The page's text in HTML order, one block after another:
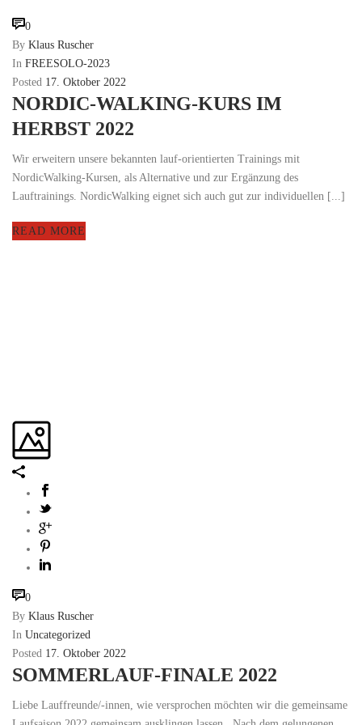
0
By Klaus Ruscher
In FREESOLO-2023
Posted 17. Oktober 2022
NORDIC-WALKING-KURS IM
HERBST 2022
Wir erweitern unsere bekannten lauf-orientierten Trainings mit
NordicWalking-Kursen, als Alternative und zur Ergänzung des
Lauftrainings. NordicWalking eignet sich auch gut zur individuellen [...]
READ MORE
0
By Klaus Ruscher
In Uncategorized
Posted 17. Oktober 2022
SOMMERLAUF-FINALE 2022
Liebe Lauffreunde/-innen, wie versprochen möchten wir die gemeinsame